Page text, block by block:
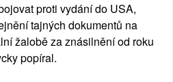
proti vydání do USA,
tajných dokumentů na
žalobě za znásilnění od roku
popíral.